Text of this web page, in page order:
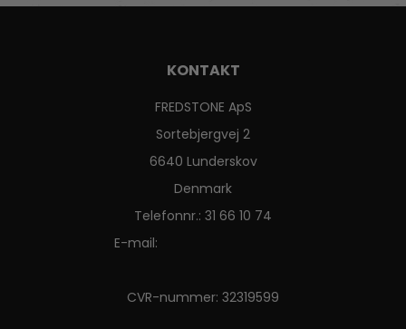
KONTAKT
FREDSTONE ApS
Sortebjergvej 2
6640 Lunderskov
Denmark
Telefonnr.: 31 66 10 74
E-mail:
CVR-nummer: 32319599